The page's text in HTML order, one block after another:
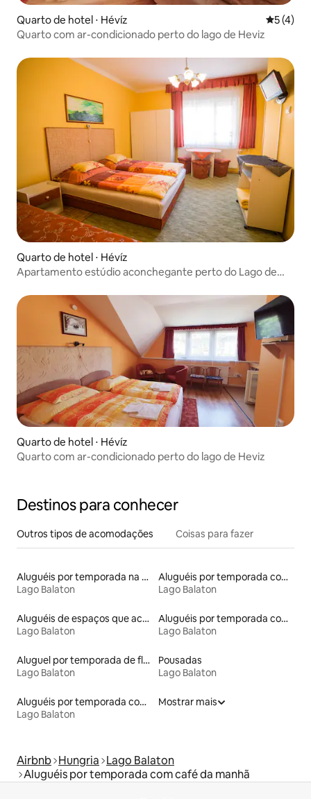
Quarto de hotel ⋅ Hévíz 5 de
5 (4)
Quarto com ar-condicionado perto do lago de Heviz
Quarto de hotel ⋅ Hévíz
Apartamento estúdio aconchegante perto do Lago de
Quarto de hotel ⋅ Hévíz
Quarto com ar-condicionado perto do lago de Heviz
Destinos para conhecer
Outros tipos de acomodações Coisas para fazer
Aluguéis por temporada na orla
Lago Balaton
Aluguéis por temporada com acesso ao lago
Lago Balaton
Aluguéis de espaços que aceitam animais de estimação
Lago Balaton
Aluguéis por temporada com sauna
Lago Balaton
Aluguel por temporada de flats
Lago Balaton
Pousadas
Lago Balaton
Aluguéis por temporada com suítes privativas
Lago Balaton
Mostrar mais
Airbnb Hungria Lago Balaton
Aluguéis por temporada com café da manhã